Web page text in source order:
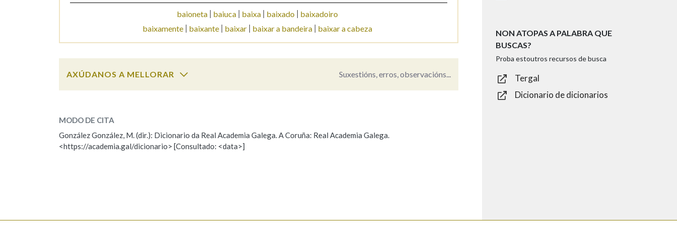
Pertence a
LIMPAR BUSCA
baioneta baiuca baixa baixado
baixadoiro
baixamente
baixante baixar baixar a bandeira baixar a cabeza
AXÚDANOS A MELLORAR Suxestións, erros, observacións...
ESCOLLE UNHA OPCIÓN:
Observación Hai un erro na palabra Propoño mellorar a definición
MODO DE CITA
González González, M. (dir.): Dicionario da Real Academia Galega. A Coruña: Real Academia Galega.
<https://academia.gal/dicionario> [Consultado: <data>]
NON ATOPAS A PALABRA QUE
BUSCAS?
Proba estoutros recursos de busca
Tergal
Dicionario de dicionarios